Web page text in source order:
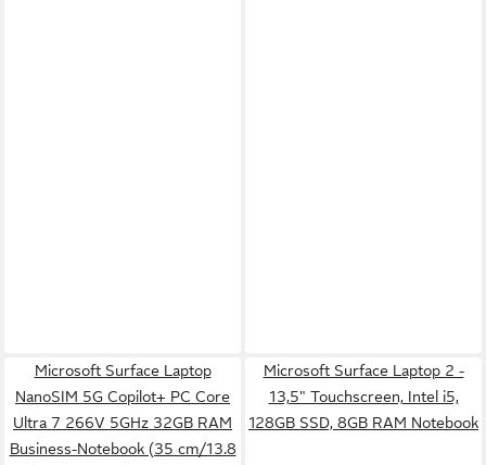
Microsoft Surface Laptop
NanoSIM 5G Copilot+ PC Core
Ultra 7 266V 5GHz 32GB RAM
Business-Notebook (35 cm/13.8
Microsoft Surface Laptop 2 -
13,5" Touchscreen, Intel i5,
128GB SSD, 8GB RAM Notebook